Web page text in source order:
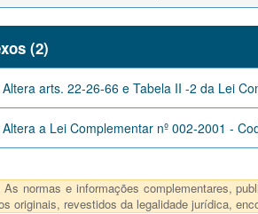
(2)
arts. 22-26-66 e Tabela II -2 da Lei
a Lei Complementar nº 002-2001 -
As normas e informações complementares,
originais, revestidos da legalidade jurídica,